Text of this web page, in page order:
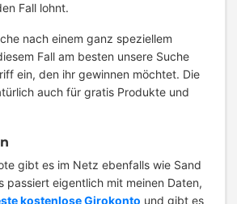
Fall lohnt.
nach einem ganz speziellem
Fall am besten unsere Suche
ein, den ihr gewinnen möchtet. Die
auch für gratis Produkte und
gibt es im Netz ebenfalls wie Sand
passiert eigentlich mit meinen Daten,
kostenlose Girokonto und gibt es